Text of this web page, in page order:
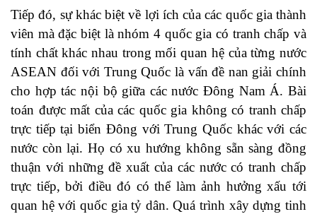
Tiếp đó, sự khác biệt về lợi ích của các quốc gia thành
viên mà đặc biệt là nhóm 4 quốc gia có tranh chấp và
tính chất khác nhau trong mối quan hệ của từng nước
ASEAN đối với Trung Quốc là vấn đề nan giải chính
cho hợp tác nội bộ giữa các nước Đông Nam Á. Bài
toán được mất của các quốc gia không có tranh chấp
trực tiếp tại biển Đông với Trung Quốc khác với các
nước còn lại. Họ có xu hướng không sẵn sàng đồng
thuận với những đề xuất của các nước có tranh chấp
trực tiếp, bởi điều đó có thể làm ảnh hưởng xấu tới
quan hệ với quốc gia tỷ dân. Quá trình xây dựng tinh